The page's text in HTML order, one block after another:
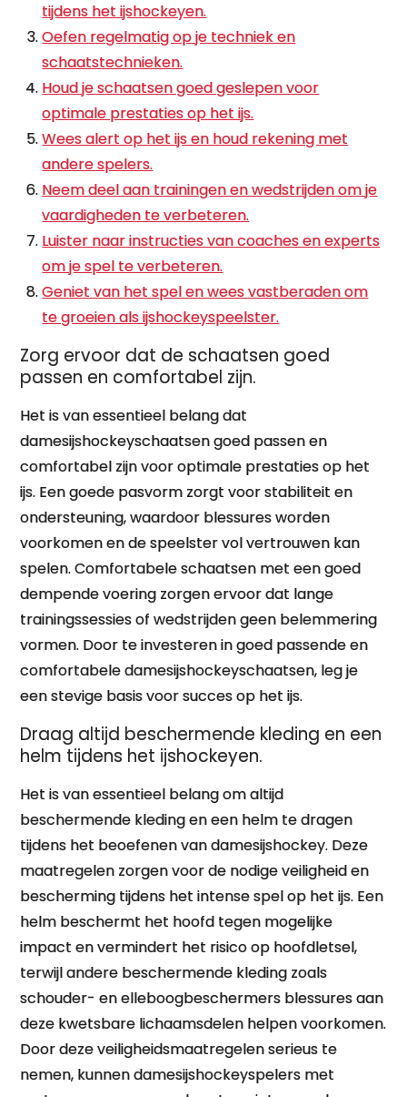
tijdens het ijshockeyen.
Oefen regelmatig op je techniek en
schaatstechnieken.
Houd je schaatsen goed geslepen voor
optimale prestaties op het ijs.
Wees alert op het ijs en houd rekening met
andere spelers.
Neem deel aan trainingen en wedstrijden om je
vaardigheden te verbeteren.
Luister naar instructies van coaches en experts
om je spel te verbeteren.
Geniet van het spel en wees vastberaden om
te groeien als ijshockeyspeelster.
Zorg ervoor dat de schaatsen goed
passen en comfortabel zijn.
Het is van essentieel belang dat
damesijshockeyschaatsen goed passen en
comfortabel zijn voor optimale prestaties op het
ijs. Een goede pasvorm zorgt voor stabiliteit en
ondersteuning, waardoor blessures worden
voorkomen en de speelster vol vertrouwen kan
spelen. Comfortabele schaatsen met een goed
dempende voering zorgen ervoor dat lange
trainingssessies of wedstrijden geen belemmering
vormen. Door te investeren in goed passende en
comfortabele damesijshockeyschaatsen, leg je
een stevige basis voor succes op het ijs.
Draag altijd beschermende kleding en een
helm tijdens het ijshockeyen.
Het is van essentieel belang om altijd
beschermende kleding en een helm te dragen
tijdens het beoefenen van damesijshockey. Deze
maatregelen zorgen voor de nodige veiligheid en
bescherming tijdens het intense spel op het ijs. Een
helm beschermt het hoofd tegen mogelijke
impact en vermindert het risico op hoofdletsel,
terwijl andere beschermende kleding zoals
schouder- en elleboogbeschermers blessures aan
deze kwetsbare lichaamsdelen helpen voorkomen.
Door deze veiligheidsmaatregelen serieus te
nemen, kunnen damesijshockeyspelers met